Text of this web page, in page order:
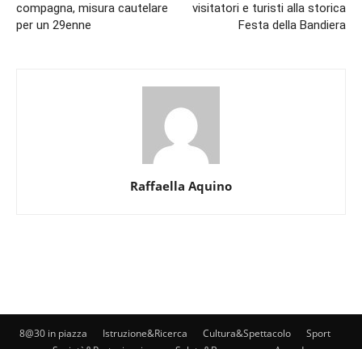
compagna, misura cautelare
per un 29enne
visitatori e turisti alla storica
Festa della Bandiera
Raffaella Aquino
8@30 in piazza Istruzione&Ricerca Cultura&Spettacolo
Sport